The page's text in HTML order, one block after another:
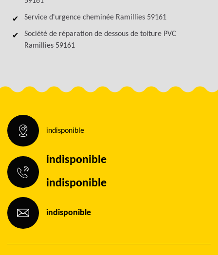
Service d'urgence cheminée Ramillies 59161
Société de réparation de dessous de toiture PVC
Ramillies 59161
indisponible
indisponible
indisponible
indisponible